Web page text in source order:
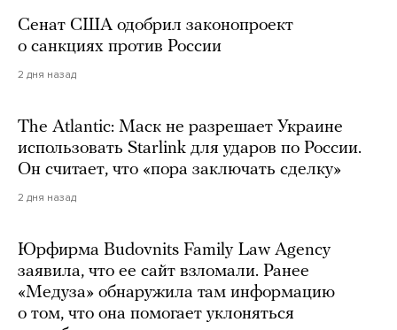
Сенат США одобрил законопроект
о санкциях против России
2 дня назад
The Atlantic: Маск не разрешает Украине
использовать Starlink для ударов по России.
Он считает, что «пора заключать сделку»
2 дня назад
Юрфирма Budovnits Family Law Agency
заявила, что ее сайт взломали. Ранее
«Медуза» обнаружила там информацию
о том, что она помогает уклоняться